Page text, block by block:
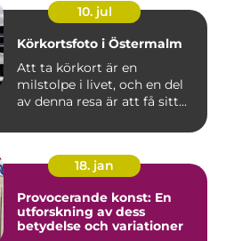
10. jul
Körkortsfoto i Östermalm
Att ta körkort är en
milstolpe i livet, och en del
av denna resa är att få sitt...
18. jan
Provocerande konst: En
utforskning av dess
betydelse och variationer